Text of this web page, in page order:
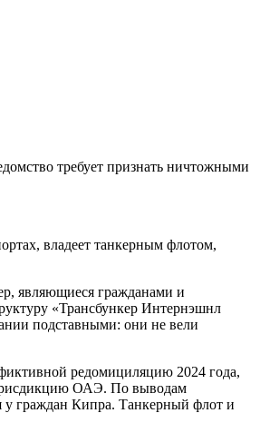
требует признать ничтожными
владеет танкерным флотом,
являющиеся гражданами и
«Трансбункер Интернэшнл
подставными: они не вели
редомициляцию 2024 года,
ОАЭ. По выводам
у граждан Кипра. Танкерный флот и